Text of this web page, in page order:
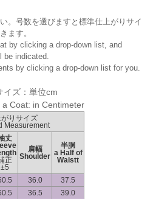
。号数を選びますと標準仕上がりサイ
ます。
by clicking a drop-down list, and
be indicated.
by clicking a drop-down list for you.
イズ：単位cm
Coat: in Centimeter
りサイズ
Measurement
丈
正
±5
肩幅
Shoulder
半胴
a Half of
Waistt
36.0
37.5
36.5
39.0